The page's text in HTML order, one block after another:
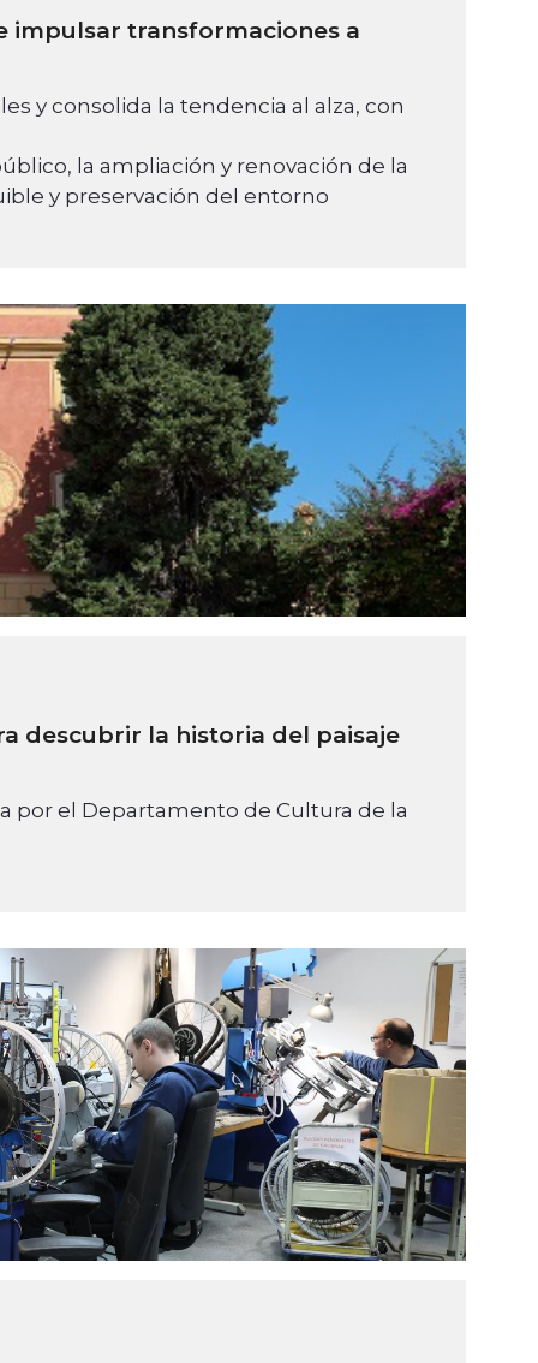
impulsar transformaciones a
y consolida la tendencia al alza, con
la ampliación y renovación de la
y preservación del entorno
descubrir la historia del paisaje
por el Departamento de Cultura de la